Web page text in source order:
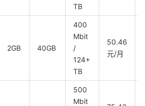
TB
2GB 40GB
400
Mbit
/
124+
TB
50.46
元/月
500
Mbit